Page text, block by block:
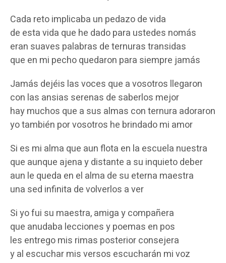
Cada reto implicaba un pedazo de vida
de esta vida que he dado para ustedes nomás
eran suaves palabras de ternuras transidas
que en mi pecho quedaron para siempre jamás
Jamás dejéis las voces que a vosotros llegaron
con las ansias serenas de saberlos mejor
hay muchos que a sus almas con ternura adoraron
yo también por vosotros he brindado mi amor
Si es mi alma que aun flota en la escuela nuestra
que aunque ajena y distante a su inquieto deber
aun le queda en el alma de su eterna maestra
una sed infinita de volverlos a ver
Si yo fui su maestra, amiga y compañera
que anudaba lecciones y poemas en pos
les entrego mis rimas posterior consejera
y al escuchar mis versos escucharán mi voz